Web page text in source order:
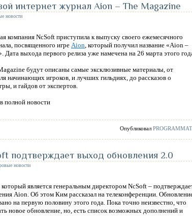
интернет журнал Aion – The Magazine
новости
компания NcSoft приступила к выпуску своего ежемесячного
посвященного игре Aion, который получил название «Aion –
Дата выхода первого релиза уже намечена на 26 марта этого
будут описаны самые эксклюзивные материалы, от
начинающих игроков, и лучших гильдиях, до рассказов о
и гайдов от экспертов.
полной новости
Опубликовал
подтверждает выход обновления 2.0
новости
который является генеральным директором NcSoft –
Aion. Об этом Ким рассказал на телеконференции.
на первую половину этого года. Пока точно неизвестно, что
новое обновление, но, есть список возможных дополнений и